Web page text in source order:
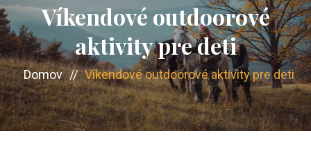
Víkendové outdoorové
aktivity pre deti
Domov // Víkendové outdoorové aktivity pre deti